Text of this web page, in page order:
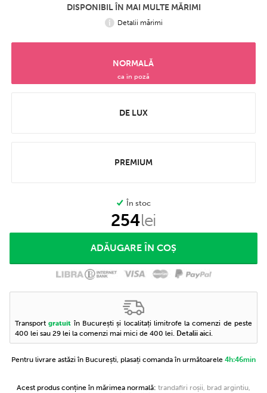
DISPONIBIL ÎN MAI MULTE MĂRIMI
Detalii mărimi
NORMALĂ
ca în poză
DE LUX
PREMIUM
În stoc
254lei
Transportgratuit în București și localitați limitrofe la comenzi de peste
400 lei sau 29 lei la comenzi mai mici de 400 lei. Detalii aici.
Pentru livrare astăzi în București, plasați comanda în următoarele 4h:46min
Acest produs conține în mărimea normală: trandafiri roșii, brad argintiu,